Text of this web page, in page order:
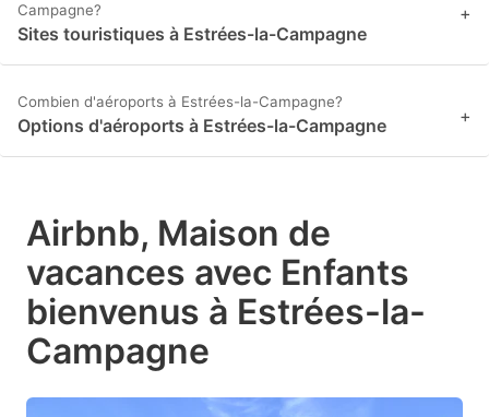
Campagne?
Sites touristiques à Estrées-la-Campagne
+
Combien d'aéroports à Estrées-la-Campagne?
Options d'aéroports à Estrées-la-Campagne +
Airbnb, Maison de
vacances avec Enfants
bienvenus à Estrées-la-
Campagne